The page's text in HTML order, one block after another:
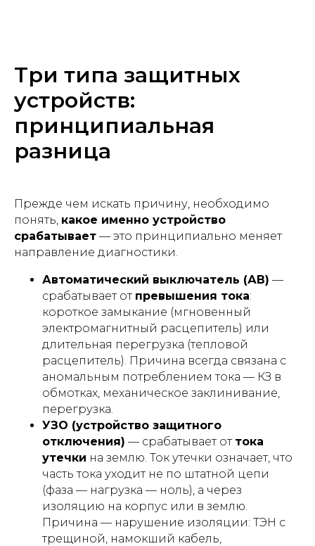
Три типа защитных
устройств:
принципиальная
разница
Прежде чем искать причину, необходимо
понять, какое именно устройство
срабатывает — это принципиально меняет
направление диагностики.
Автоматический выключатель (АВ) —
срабатывает от превышения тока:
короткое замыкание (мгновенный
электромагнитный расцепитель) или
длительная перегрузка (тепловой
расцепитель). Причина всегда связана с
аномальным потреблением тока — КЗ в
обмотках, механическое заклинивание,
перегрузка.
УЗО (устройство защитного
отключения) — срабатывает от тока
утечки на землю. Ток утечки означает, что
часть тока уходит не по штатной цепи
(фаза — нагрузка — ноль), а через
изоляцию на корпус или в землю.
Причина — нарушение изоляции: ТЭН с
трещиной, намокший кабель,